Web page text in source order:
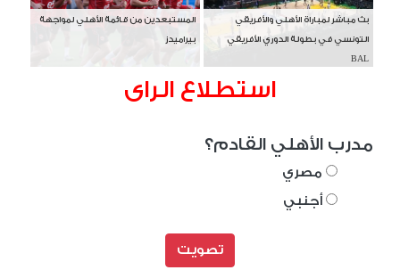
بث مباشر لمباراة الأهلي والأفريقي
التونسي في بطولة الدوري الأفريقي
BAL
المستبعدين من قائمة الأهلي لمواجهة
بيراميدز
استطلاع الراى
مدرب الأهلي القادم؟
مصري
أجنبي
تصويت